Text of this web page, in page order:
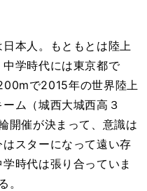
本人。もともとは陸上
学時代には東京都で
で2015年の世界陸上
ム（城西大城西高３
開催が決まって、意識は
スターになって遠い存
時代は張り合っていま
。